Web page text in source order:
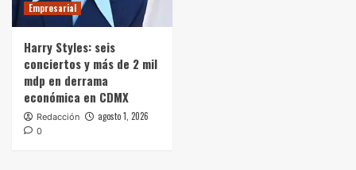
Empresarial
Harry Styles: seis
conciertos y más de 2 mil
mdp en derrama
económica en CDMX
Redacción agosto 1, 2026
0